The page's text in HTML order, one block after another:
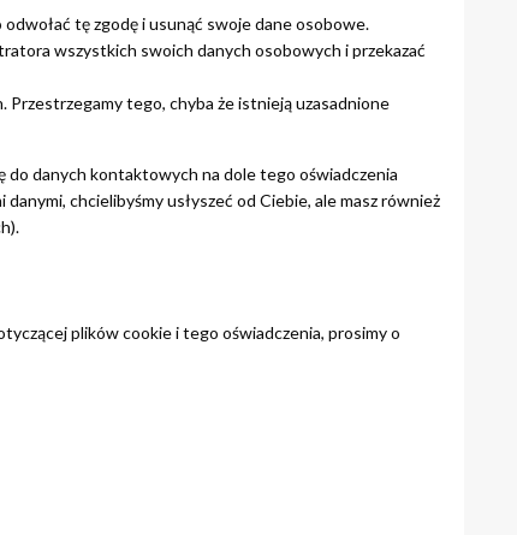
tę zgodę i usunąć swoje dane osobowe.
wszystkich swoich danych osobowych i przekazać
Przestrzegamy tego, chyba że istnieją uzasadnione
do danych kontaktowych na dole tego oświadczenia
chcielibyśmy usłyszeć od Ciebie, ale masz również
plików cookie i tego oświadczenia, prosimy o